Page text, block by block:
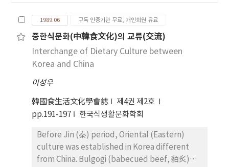
globulin was decresed compared with
control. 2. The content of high density
lipoprotein incresed, and the content of low
density lipoprotein decresed in lipoprotein. 3.
decresed, and the content of phospholipid
was incresed. 4. Perilla oil did not effect for
changing blood glucose and Na+, K+
electrolytes. 5. Perilla oil did not effect for
changing serum GOT and GPT in rabbit. 6. The
activity of ACAT decresed and the activity of
HMG-CoA reductase incresed. The activity of
1989.06 구독 인증기관 무료, 개인회원 유료
중한식문화(中韓食文化)의 교류(交流)
Interchange of Dietary Culture between
Korea and China
이성우
韓國食生活文化學會誌
제4권 제2호
pp.191-197
한국식생활문화학회
Before Jin (秦) period, Oriental (Eastern)
culture was established in Korea different
from China. Bulgogi (babecued beef, 貊炙)